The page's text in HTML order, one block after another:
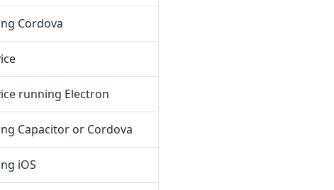
Cordova
running Electron
Capacitor or Cordova
iOS